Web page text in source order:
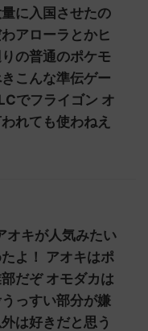
に入国させたの
アローラとかヒ
の普通のポケモ
こんな準伝ゲー
でフライゴン オ
れても使わねえ
オキが人気みたい
よ！ アオキはポ
だぞ オモダカは
っすい部分が嫌
は好きだと思う